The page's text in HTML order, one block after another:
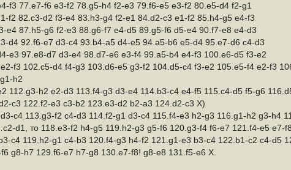
f3 77.e7-f6 e3-f2 78.g5-h4 f2-e3 79.f6-e5 e3-f2 80.e5-d4 f2-g1
f2 82.c3-d2 f3-e4 83.h3-g4 f2-e1 84.d2-c3 e1-f2 85.h4-g5 e4-f3
e4 87.h5-g6 f2-e3 88.g6-f7 e4-d5 89.g5-f6 d5-e4 90.f7-e8 e4-d3
d4 92.f6-e7 d3-c4 93.b4-a5 d4-e5 94.a5-b6 e5-d4 95.e7-d6 c4-d3
e3 97.e8-d7 d3-e4 98.d7-e6 e3-f4 99.a5-b4 e4-f3 100.e6-d5 f3-e2
f3 102.c5-d4 f4-g3 103.d6-e5 g3-f2 104.d5-c4 f3-e2 105.e5-f4 e2-f3
h2
112.g3-h2 e2-d3 113.f4-g3 d3-e4 114.b3-c4 e4-f5 115.c4-d5 f5-g6
c3 122.f2-e3 c3-b2 123.e3-d2 b2-a3 124.d2-c3 Х)
c4 113.g3-f2 c4-d3 114.f2-g1 d3-c4 115.f4-e3 h2-g3 116.g1-h2 g3-h4
d1, то 118.e3-f2 h4-g5 119.h2-g3 g5-f6 120.g3-f4 f6-e7 121.f4-e5 e7-
c4 119.h2-g1 c4-b3 120.f4-g3 h4-f2 121.g1-e3 b3-c4 122.b1-c2 c4-
g8-h7 129.f6-e7 h7-g8 130.e7-f8! g8-e8 131.f5-e6 X.